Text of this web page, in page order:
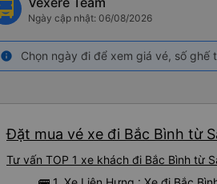
Ngày cập nhật: 06/08/2026
info Chọn ngày đi để xem giá vé, số
Đặt mua vé xe đi Bắc Bình từ
Tư vấn TOP 1 xe khách đi Bắc Bình từ